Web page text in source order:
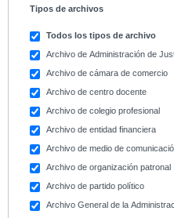
Tipos de archivos
Todos los tipos de archivo
Archivo de Administración de
Archivo de cámara de comercio
Archivo de centro docente
Archivo de colegio profesional
Archivo de entidad financiera
Archivo de medio de
Archivo de organización patronal
Archivo de partido político
Archivo General de la